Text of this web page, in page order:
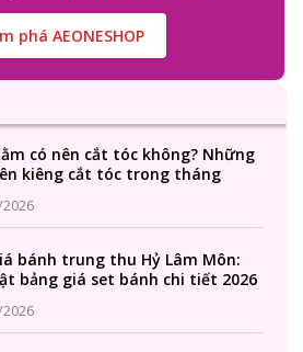
phá AEONESHOP
có nên cắt tóc không? Những
kiêng cắt tóc trong tháng
bánh trung thu Hỷ Lâm Môn:
bảng giá set bánh chi tiết 2026